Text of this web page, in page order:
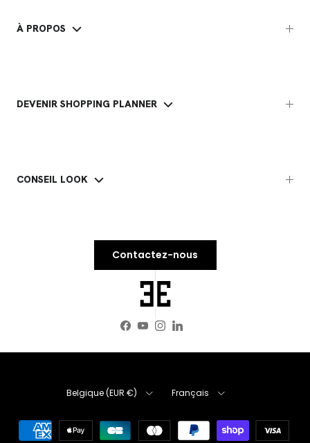
À PROPOS
DEVENIR SHOPPING PLANNER
CONSEIL LOOK
Contactez-nous
Facebook
YouTube
Instagram
LinkedIn
Belgique (EUR €) Français